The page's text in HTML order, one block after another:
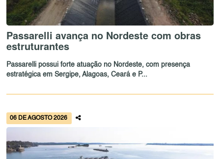
Passarelli avança no Nordeste com obras
estruturantes
Passarelli possui forte atuação no Nordeste, com presença
estratégica em Sergipe, Alagoas, Ceará e P...
06 DE AGOSTO 2026